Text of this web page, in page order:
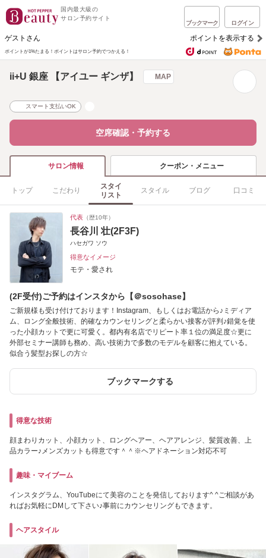
国内最大級の
サロン予約サイト
ブックマーク ログイン
ゲストさん ポイントを表示する
ポイントが1%たまる！ ポイントはサロン予約でつかえる！
ii+U 銀座 【アイユー ギンザ】 MAP
スマート支払いOK
空席確認・予約する
サロン情報 クーポン・メニュー
トップ こだわり
スタイ
リスト
スタイル ブログ 口コミ
代表 （歴10年）
長谷川 壮(2F3F)
ハセガワ ソウ
得意なイメージ
モテ・愛され
(2F受付)ご予約はインスタから【＠sosohase】
ご新規様も受け付けております！Instagram、もしくはお電話から♪ミディア
ム、ロング全般技術、的確なカウンセリングと柔らかい接客が評判♪錯覚を使
った小顔カットで更に可愛く。都内有名店でリピート率１位の満足度☆更に
外部セミナー講師も務め、高い技術力で多数のモデルを顧客に抱えている。
似合う髪型お探しの方☆
ブックマークする
得意な技術
顔まわりカット、小顔カット、ロングヘアー、ヘアアレンジ、髪質改善、上
品カラー♪メンズカットも得意です＾＾※ヘアドネーション対応不可
趣味・マイブーム
インスタグラム、YouTubeにて美容のことを発信しております^ ^ご相談があ
ればお気軽にDMして下さい♪事前にカウンセリングもできます。
ヘアスタイル